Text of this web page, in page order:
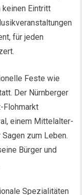
keinen Eintritt
für jeden
Feste wie
Der Nürnberger
Flohmarkt
einem Mittelalter-
zum Leben.
Bürger und
Spezialitäten